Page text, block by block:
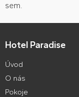
sem.
Hotel Paradise
Úvod
O nás
Pokoje